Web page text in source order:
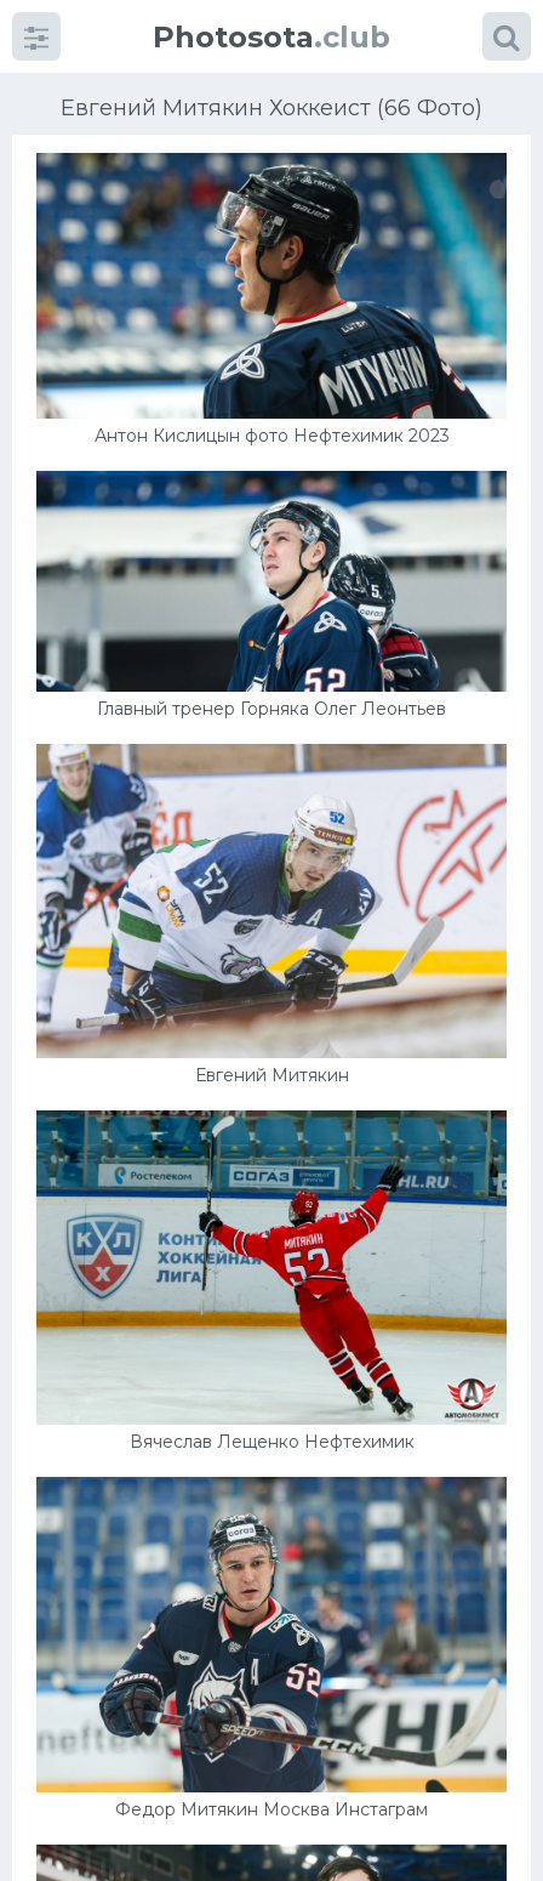
Photosota.club
Евгений Митякин Хоккеист (66 Фото)
Антон Кислицын фото Нефтехимик 2023
Главный тренер Горняка Олег Леонтьев
Евгений Митякин
Вячеслав Лещенко Нефтехимик
Федор Митякин Москва Инстаграм
КатегорииФото
Еще картинки...
Футбол
Хоккей
Конькобежный спорт
Тренажеры
Интерьер квартиры